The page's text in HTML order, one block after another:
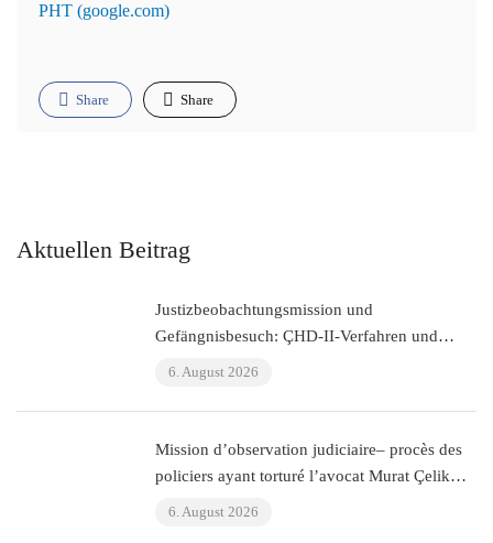
PHT (google.com)
Share Share
Aktuellen Beitrag
Justizbeobachtungsmission und
Gefängnisbesuch: ÇHD-II-Verfahren und
6. August 2026
Mission d’observation judiciaire– procès des
policiers ayant torturé l’avocat Murat Çelik
6. August 2026